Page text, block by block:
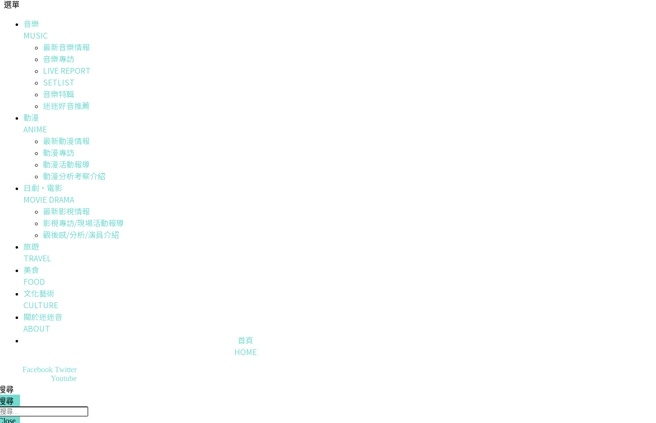
選單
音樂
MUSIC
最新音樂情報
音樂專訪
LIVE REPORT
SETLIST
音樂特輯
迷迷好音推薦
動漫
ANIME
最新動漫情報
動漫專訪
動漫活動報導
動漫分析考察介紹
日劇・電影
MOVIE DRAMA
最新影視情報
影視專訪/現場活動報導
觀後感/分析/演員介紹
旅遊
TRAVEL
美食
FOOD
文化藝術
CULTURE
關於迷迷音
ABOUT
首頁
HOME
Facebook Twitter
Youtube
尋
尋